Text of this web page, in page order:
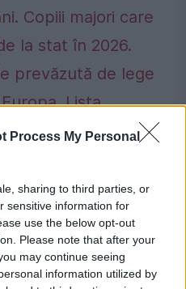
Process My Personal
sharing to third parties, or
sensitive information for
use the below opt-out
Please note that after your
may continue seeing
information utilized by
Copiii majori care
la stat în 2026.
prevăzută de lege
Lista
orașelor în care nu
autoturismele
Euro 5. Care este